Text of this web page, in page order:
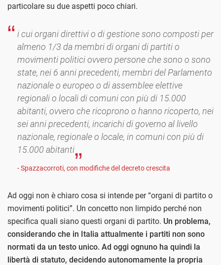
particolare su due aspetti poco chiari.
i cui organi direttivi o di gestione sono composti per
almeno 1/3 da membri di organi di partiti o
movimenti politici ovvero persone che sono o sono
state, nei 6 anni precedenti, membri del Parlamento
nazionale o europeo o di assemblee elettive
regionali o locali di comuni con più di 15.000
abitanti, ovvero che ricoprono o hanno ricoperto, nei
sei anni precedenti, incarichi di governo al livello
nazionale, regionale o locale, in comuni con più di
15.000 abitanti
- Spazzacorroti, con modifiche del decreto crescita
Ad oggi non è chiaro cosa si intende per “organi di partito o
movimenti politici”. Un concetto non limpido perché non
specifica quali siano questi organi di partito. Un problema,
considerando che in Italia attualmente i partiti non sono
normati da un testo unico. Ad oggi ognuno ha quindi la
libertà di statuto, decidendo autonomamente la propria